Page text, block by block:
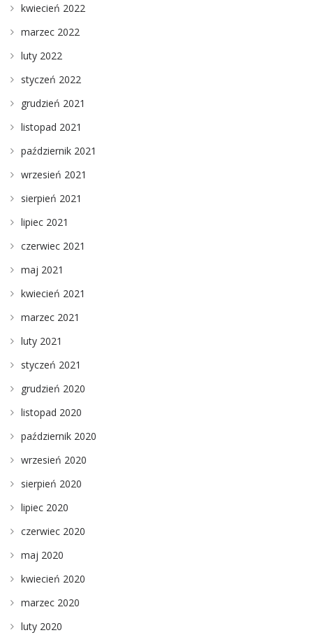
kwiecień 2022
marzec 2022
luty 2022
styczeń 2022
grudzień 2021
listopad 2021
październik 2021
wrzesień 2021
sierpień 2021
lipiec 2021
czerwiec 2021
maj 2021
kwiecień 2021
marzec 2021
luty 2021
styczeń 2021
grudzień 2020
listopad 2020
październik 2020
wrzesień 2020
sierpień 2020
lipiec 2020
czerwiec 2020
maj 2020
kwiecień 2020
marzec 2020
luty 2020